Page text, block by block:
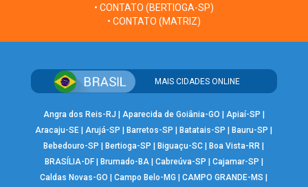
• CONTATO (BERTIOGA-SP)
• CONTATO (MATRIZ)
MAIS CIDADES ONLINE
Angra dos Reis-RJ | Aparecida de Goiânia-GO | Apiaí-SP |
Aracaju-SE | Arujá-SP |Barretos-SP |Batatais-SP |Bauru-SP |
Bebedouro-SP |Bertioga-SP |Biguaçu-SC |Boa Vista-RR |
BRASÍLIA-DF| Brumado-BA| Cabreúva-SP | Cajamar-SP |
Caldas Novas-GO |Campo Belo-MG |CAMPO GRANDE-MS |